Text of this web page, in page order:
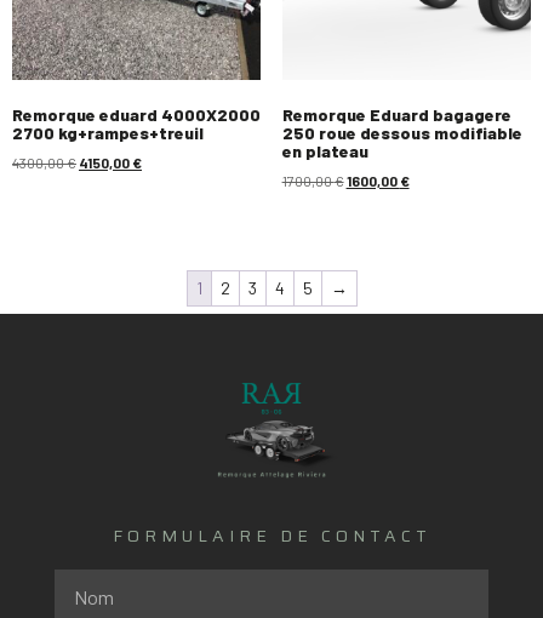
Remorque eduard 4000X2000
2700 kg+rampes+treuil
4300,00€ 4150,00 €
Remorque Eduard bagagere
250 roue dessous modifiable
en plateau
1700,00€1600,00 €
1 2 3 4 5 →
FORMULAIRE DE CONTACT